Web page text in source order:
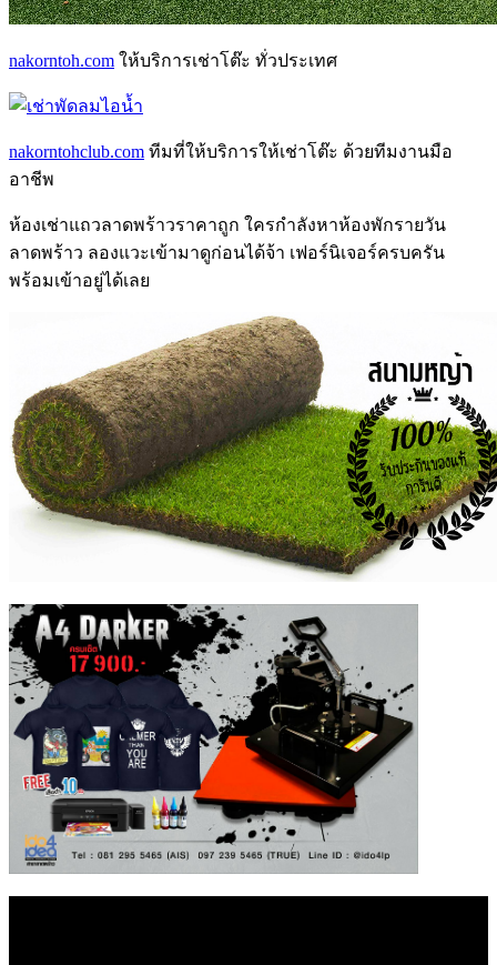
nakorntoh.com ให้บริการเช่าโต๊ะ ทั่วประเทศ
nakorntohclub.com ทีมที่ให้บริการให้เช่าโต๊ะ ด้วยทีมงานมือ
อาชีพ
ห้องเช่าแถวลาดพร้าวราคาถูก ใครกำลังหาห้องพักรายวัน
ลาดพร้าว ลองแวะเข้ามาดูก่อนได้จ้า เฟอร์นิเจอร์ครบครัน
พร้อมเข้าอยู่ได้เลย